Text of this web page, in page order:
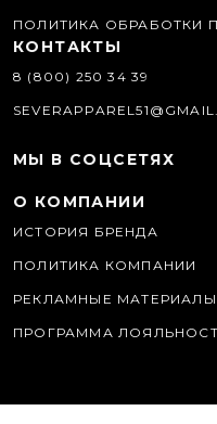
ПОЛИТИКА ОБРАБОТКИ
КОНТАКТЫ
8 (800) 250 34 39
МЫ В СОЦСЕТЯХ
О КОМПАНИИ
ИСТОРИЯ БРЕНДА
ПОЛИТИКА КОМПАНИИ
РЕКЛАМНЫЕ МАТЕРИАЛЫ
ПРОГРАММА